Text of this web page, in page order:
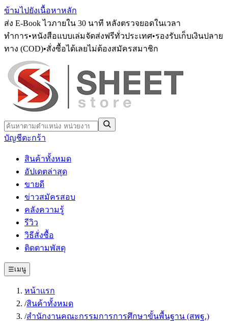
ข้ามไปยังเนื้อหาหลัก
ส่ง E-Book ไวภายใน 30 นาที หลังตรวจยอดในเวลา
ทำการ•หนังสือแบบเล่มจัดส่งฟรีทั่วประเทศ•รองรับเก็บเงินปลาย
ทาง (COD)•สั่งซื้อได้เลยไม่ต้องสมัครสมาชิก
บัญชีตะกร้า
สินค้าทั้งหมด
อัปเดตล่าสุด
ขายดี
ข่าวสมัครสอบ
คลังความรู้
รีวิว
วิธีสั่งซื้อ
ติดตามพัสดุ
☰เมนู
หน้าแรก
/สินค้าทั้งหมด
/สำนักงานคณะกรรมการการศึกษาขั้นพื้นฐาน (สพฐ.)